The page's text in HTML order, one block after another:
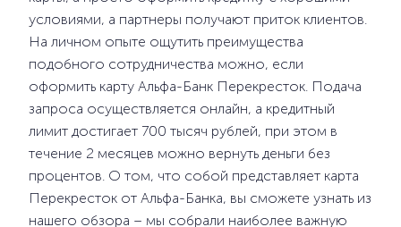
условиями, а партнеры получают приток клиентов.
На личном опыте ощутить преимущества
подобного сотрудничества можно, если
оформить карту Альфа-Банк Перекресток. Подача
запроса осуществляется онлайн, а кредитный
лимит достигает 700 тысяч рублей, при этом в
течение 2 месяцев можно вернуть деньги без
процентов. О том, что собой представляет карта
Перекресток от Альфа-Банка, вы сможете узнать из
нашего обзора – мы собрали наиболее важную